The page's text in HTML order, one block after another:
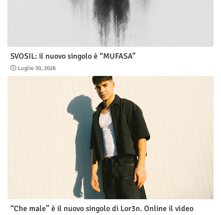
SVOSIL: il nuovo singolo è “MUFASA”
Luglio 30, 2026
“Che male” è il nuovo singolo di Lor3n. Online il video